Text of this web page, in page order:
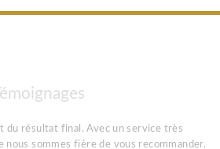
Témoignages
du résultat final. Avec un service très
sommes fière de vous recommander.